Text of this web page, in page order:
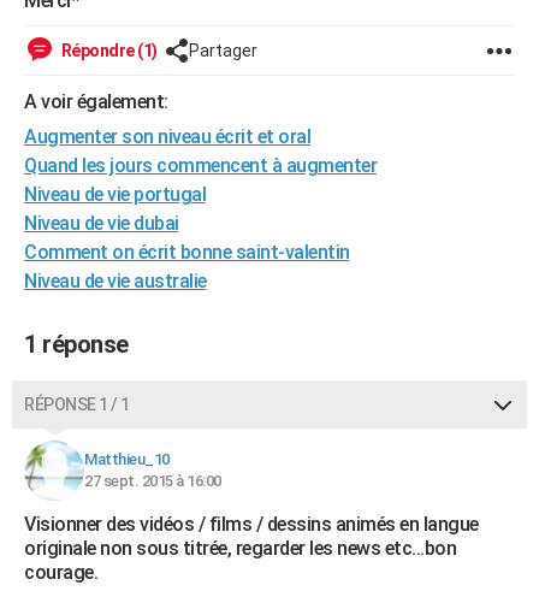
Forum
Aménagement intérieur
Extérieur
Cuisine
Salle de bains
Jardinage
Rangement
WEEK-END
LIFESTYLE
Art de vivre
Bien-être
Loisirs
Mode
Modes de vie
SANTE
Alimentation
Guide de la santé
Maladies
Médicaments
Sommeil
VOYAGE
Destinations
City break
Voyage nature
Voyage de noces
Forum
Climat
+PHOTO
GUIDES D'ACHAT
BONS PLANS
Dictionnaire
Biographies
Citations
Expressions
Proverbes
PROGRAMME TV
COPAINS D'AVANT
S'inscrire
Se connecter
Lycées
Collèges
Primaires
Universités
Entreprises
Service militaire
Avis de recherche
AVIS DE DÉCÈS
Répondre (1) Partager
A voir également:
Augmenter son niveau écrit et oral
Quand les jours commencent à augmenter
Niveau de vie portugal
Niveau de vie dubai
Comment on écrit bonne saint-valentin
Niveau de vie australie
1 réponse
RÉPONSE 1 / 1
Matthieu_10
27 sept. 2015 à 16:00
Visionner des vidéos / films / dessins animés en langue
originale non sous titrée, regarder les news etc...bon
courage.